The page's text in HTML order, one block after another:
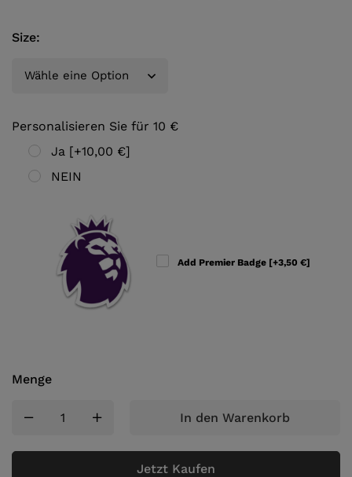
Size:
Personalisieren Sie für 10 €
Ja [+10,00 €]
NEIN
Add Premier Badge [+3,50 €]
Menge
In den Warenkorb
Jetzt Kaufen